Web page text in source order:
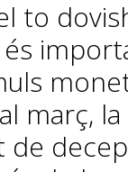
to
març,